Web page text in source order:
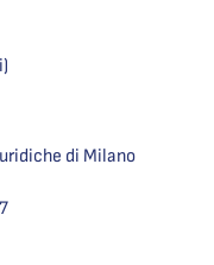
di Milano